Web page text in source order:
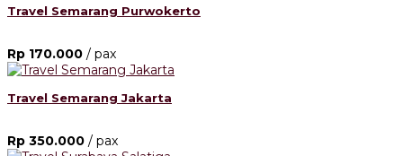
Travel Semarang Purwokerto
Rp 170.000 / pax
Travel Semarang Jakarta
Rp 350.000 / pax